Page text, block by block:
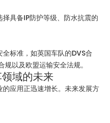
具备IP防护等级、防水抗震的
标准，如英国车队的DVS合
规以及欧盟运输安全法规。
域的未来
应用正迅速增长。未来发展方